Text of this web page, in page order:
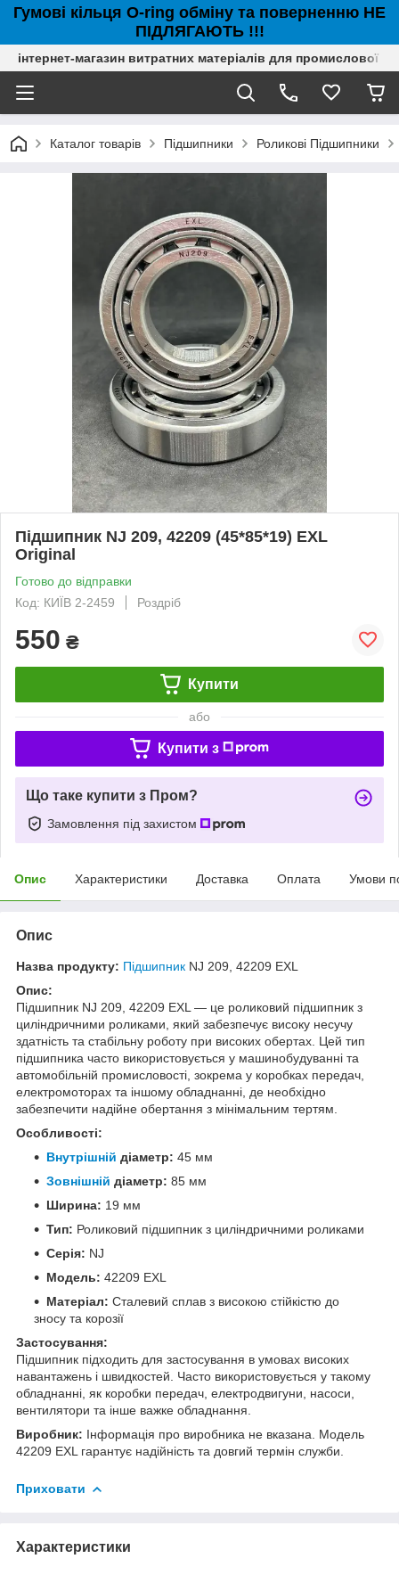
Гумові кільця O-ring обміну та поверненню НЕ
ПІДЛЯГАЮТЬ !!!
інтернет-магазин витратних матеріалів для промислової
Каталог товарів Підшипники Роликові Підшипники
Підшипник NJ 209, 42209 (45*85*19) EXL
Original
Готово до відправки
Код: КИЇВ 2-2459
Роздріб
550 ₴
Купити
або
Купити з
Що таке купити з Пром?
Замовлення під захистом
Опис Характеристики Доставка Оплата Умови
Опис
Назва продукту: Підшипник NJ 209, 42209 EXL
Опис:
Підшипник NJ 209, 42209 EXL — це роликовий підшипник з
циліндричними роликами, який забезпечує високу несучу
здатність та стабільну роботу при високих обертах. Цей тип
підшипника часто використовується у машинобудуванні та
автомобільній промисловості, зокрема у коробках передач,
електромоторах та іншому обладнанні, де необхідно
забезпечити надійне обертання з мінімальним тертям.
Особливості:
Внутрішній діаметр: 45 мм
Зовнішній діаметр: 85 мм
Ширина: 19 мм
Тип: Роликовий підшипник з циліндричними роликами
Серія: NJ
Модель: 42209 EXL
Матеріал: Сталевий сплав з високою стійкістю до
зносу та корозії
Застосування:
Підшипник підходить для застосування в умовах високих
навантажень і швидкостей. Часто використовується у такому
обладнанні, як коробки передач, електродвигуни, насоси,
вентилятори та інше важке обладнання.
Виробник: Інформація про виробника не вказана. Модель
42209 EXL гарантує надійність та довгий термін служби.
Приховати
Характеристики